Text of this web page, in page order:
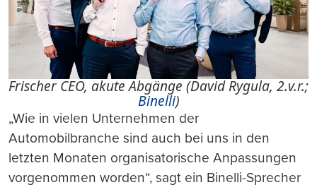
Frischer CEO, akute Abgänge (David Rygula, 2.v.r.;
Binelli)
„Wie in vielen Unternehmen der
Automobilbranche sind auch bei uns in den
letzten Monaten organisatorische Anpassungen
vorgenommen worden“, sagt ein Binelli-Sprecher